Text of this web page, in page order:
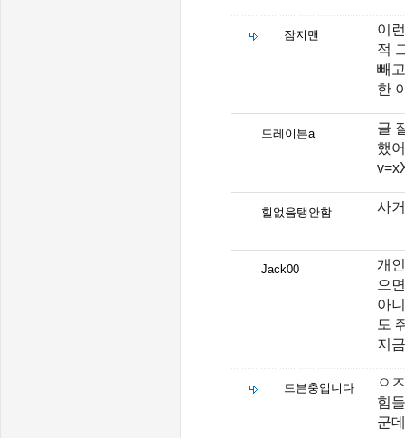
잠지맨
이
적
빼
한
드레이븐a
글
했
힐없음탱안함 사
Jack00
개
으
아
도
지
드븐충입니다
ㅇ
힘
군